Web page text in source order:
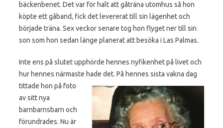
bäckenbenet. Det var för halt att gåträna utomhus så hon
köpte ett gåband, fick det levererat till sin lägenhet och
började träna. Sex veckor senare tog hon flyget ner till sin
son som hon sedan länge planerat att besöka i Las Palmas.
Inte ens på slutet upphörde hennes nyfikenhet på livet och
hur hennes närmaste hade det. På hennes sista vakna dag
tittade hon på foto
av sitt nya
barnbarnsbarn och
förundrades. Nu är